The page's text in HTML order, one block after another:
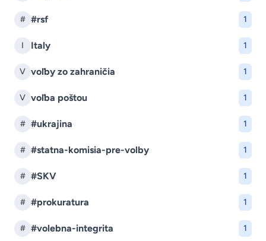
# #rsf 1
I Italy 1
V voľby zo zahraničia 1
V voľba poštou 1
# #ukrajina 1
# #statna-komisia-pre-volby 1
# #SKV 1
# #prokuratura 1
# #volebna-integrita 1